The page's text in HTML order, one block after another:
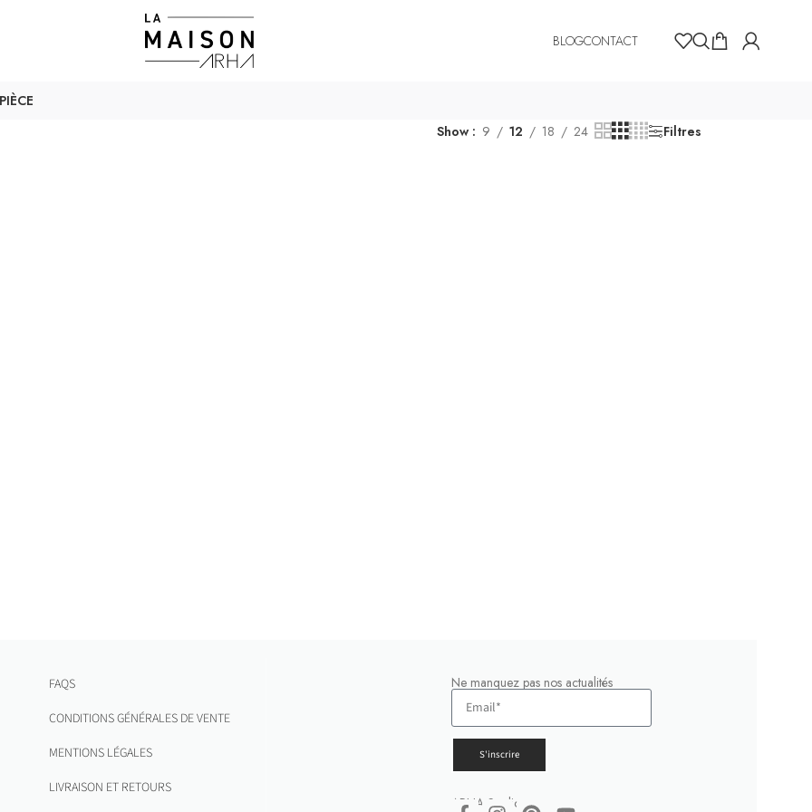
BLOGCONTACT
PIÈCE
Show 9 12 18 24 Filtres
FAQS
CONDITIONS GÉNÉRALES DE VENTE
MENTIONS LÉGALES
LIVRAISON ET RETOURS
Ne manquez pas nos actualités
S'inscrire
ARHA Studio